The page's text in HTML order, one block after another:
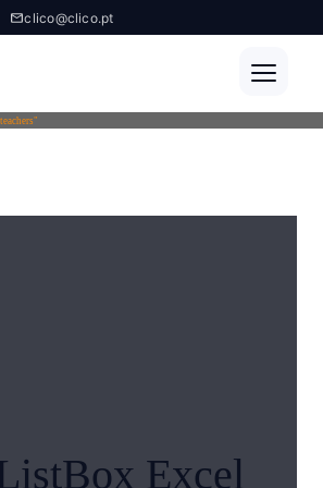
clico@clico.pt
Excel